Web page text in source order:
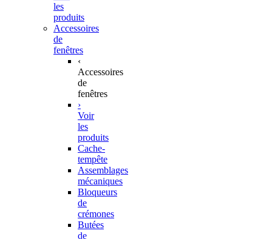
les
produits
Accessoires
de
fenêtres
‹
Accessoires
de
fenêtres
›
Voir
les
produits
Cache-
tempête
Assemblages
mécaniques
Bloqueurs
de
crémones
Butées
de